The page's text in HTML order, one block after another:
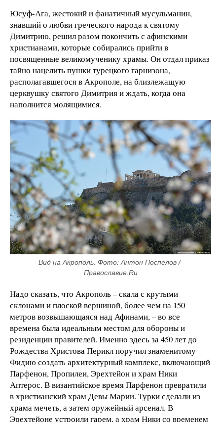
Юсуф-Ага, жестокий и фанатичный мусульманин,
знавший о любви греческого народа к святому
Димитрию, решил разом покончить с афинскими
христианами, которые собирались прийти в
посвященные великомученику храмы. Он отдал приказ
тайно нацелить пушки турецкого гарнизона,
располагавшегося в Акрополе, на близлежащую
церквушку святого Димитрия и ждать, когда она
наполнится молящимися.
Вид на Акрополь. Фото: Антон Поспелов /
Православие.Ru
Надо сказать, что Акрополь – скала с крутыми
склонами и плоской вершиной, более чем на 150
метров возвышающаяся над Афинами, – во все
времена была идеальным местом для обороны и
резиденции правителей. Именно здесь за 450 лет до
Рождества Христова Перикл поручил знаменитому
Фидию создать архитектурный комплекс, включающий
Парфенон, Пропилеи, Эрехтейон и храм Ники
Аптерос. В византийское время Парфенон превратили
в христианский храм Девы Марии. Турки сделали из
храма мечеть, а затем оружейный арсенал. В
Эрехтейоне устроили гарем, а храм Ники со временем